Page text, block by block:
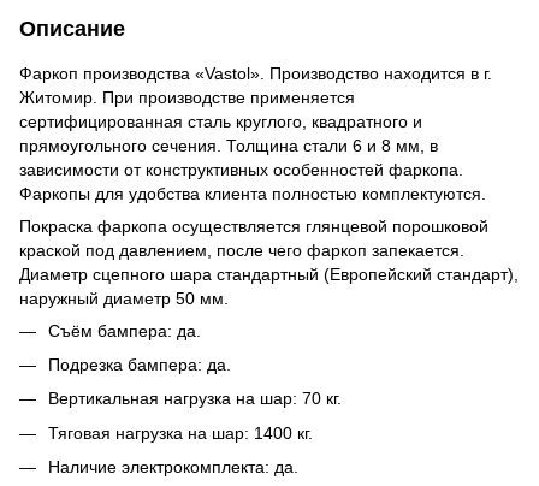
Описание
Фаркоп производства «Vastol». Производство находится в г.
Житомир. При производстве применяется
сертифицированная сталь круглого, квадратного и
прямоугольного сечения. Толщина стали 6 и 8 мм, в
зависимости от конструктивных особенностей фаркопа.
Фаркопы для удобства клиента полностью комплектуются.
Покраска фаркопа осуществляется глянцевой порошковой
краской под давлением, после чего фаркоп запекается.
Диаметр сцепного шара стандартный (Европейский стандарт),
наружный диаметр 50 мм.
Съём бампера: да.
Подрезка бампера: да.
Вертикальная нагрузка на шар: 70 кг.
Тяговая нагрузка на шар: 1400 кг.
Наличие электрокомплекта: да.